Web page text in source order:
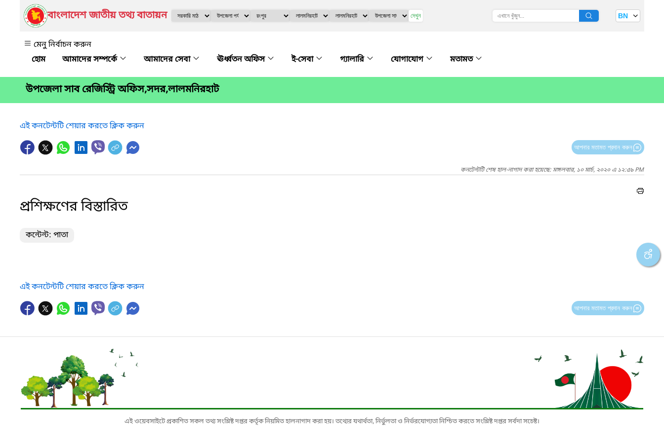
বাংলাদেশ জাতীয় তথ্য বাতায়ন দেখুন BN
মেনু নির্বাচন করুন
আমাদের সম্পর্কে
আমাদের সেবা ঊর্ধ্বতন অফিস ই-সেবা গ্যালারি যোগাযোগ মতামত
উপজেলা সাব রেজিস্ট্রি অফিস,সদর,লালমনিরহাট
এই কনটেন্টটি শেয়ার করতে ক্লিক করুন
আপনার মতামত প্রদান করুন
কনটেন্টটি শেষ হাল-নাগাদ করা হয়েছে: মঙ্গলবার, ১০ মার্চ, ২০২০ এ ১২:৫৯ PM
প্রশিক্ষণের বিস্তারিত
কন্টেন্ট: পাতা
এই কনটেন্টটি শেয়ার করতে ক্লিক করুন
আপনার মতামত প্রদান করুন
এই ওয়েবসাইটে প্রকাশিত সকল তথ্য সংশ্লিষ্ট দপ্তর কর্তৃক নিয়মিত হালনাগাদ করা হয়। তথ্যের যথার্থতা, নির্ভুলতা ও নির্ভরযোগ্যতা নিশ্চিত করতে সংশ্লিষ্ট দপ্তর সর্বদা সচেষ্ট।